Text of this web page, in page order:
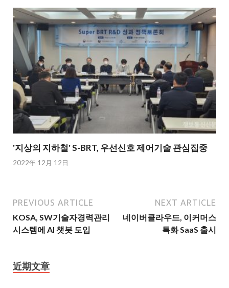
'지상의 지하철' S-BRT, 우선신호 제어기술 관심집중
2022年 12月 12日
PREVIOUS ARTICLE
KOSA, SW기술자경력관리
시스템에 AI 챗봇 도입
NEXT ARTICLE
네이버클라우드, 이커머스
특화 SaaS 출시
近期文章